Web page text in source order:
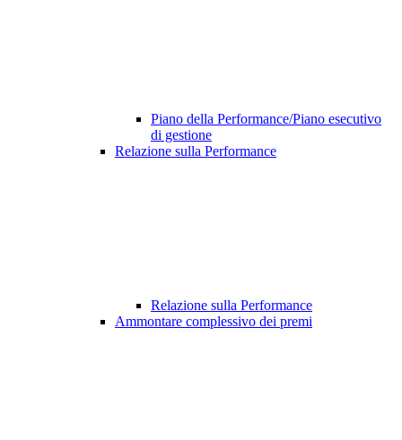
Piano della Performance/Piano esecutivo
di gestione
Relazione sulla Performance
Relazione sulla Performance
Ammontare complessivo dei premi